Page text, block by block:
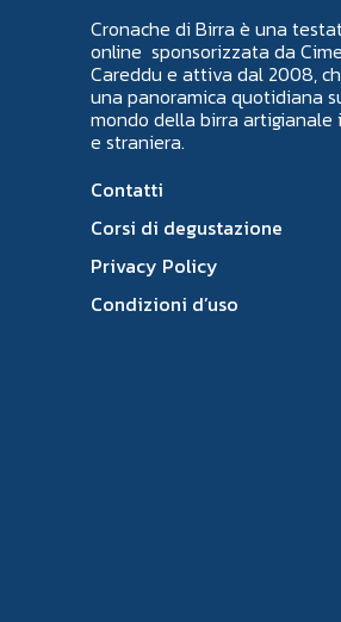
Cronache di Birra è una
online sponsorizzata da Cime
Careddu e attiva dal 2008,
una panoramica quotidiana
mondo della birra artigianale
e straniera.
Contatti
Corsi di degustazione
Privacy Policy
Condizioni d’uso